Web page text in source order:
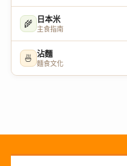
🌾 日本米
主食指南
🍜 沾麵
麵食文化